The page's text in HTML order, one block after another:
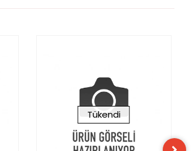
Tükendi